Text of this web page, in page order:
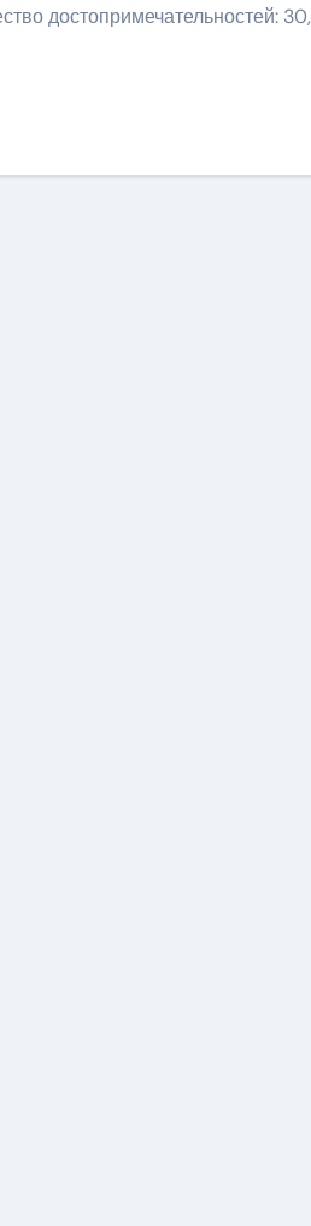
достопримечательностей: 30,